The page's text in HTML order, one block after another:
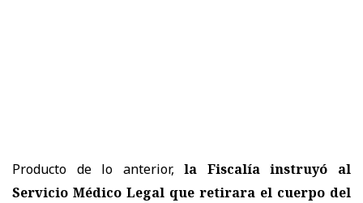
Producto de lo anterior,la Fiscalíainstruyó al
Servicio Médico Legal que retirara el cuerpo del